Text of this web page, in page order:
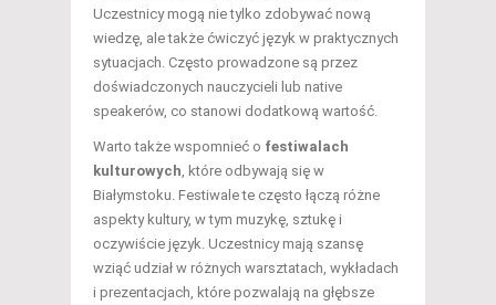
Uczestnicy mogą nie tylko zdobywać nową
wiedzę, ale także ćwiczyć język w praktycznych
sytuacjach. Często prowadzone są przez
doświadczonych nauczycieli lub native
speakerów, co stanowi dodatkową wartość.
Warto także wspomnieć o festiwalach
kulturowych, które odbywają się w
Białymstoku. Festiwale te często łączą różne
aspekty kultury, w tym muzykę, sztukę i
oczywiście język. Uczestnicy mają szansę
wziąć udział w różnych warsztatach, wykładach
i prezentacjach, które pozwalają na głębsze